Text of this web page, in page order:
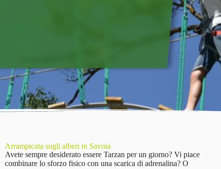
Arrampicata sugli alberi in Savoia
Avete sempre desiderato essere Tarzan per un giorno? Vi piace
combinare lo sforzo fisico con una scarica di adrenalina? O